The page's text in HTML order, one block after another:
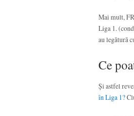
Mai mult,
Liga 1.
au legătură
Ce
Și astfel
în Liga 1?